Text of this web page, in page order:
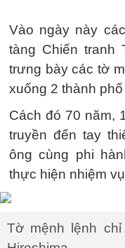
Vào ngày này
tàng Chiến tranh
trưng bày các tờ
xuống 2 thành
Cách đó 70 năm,
truyền đến tay
ông cùng phi
thực hiện nhiệm
Tờ mệnh lệnh